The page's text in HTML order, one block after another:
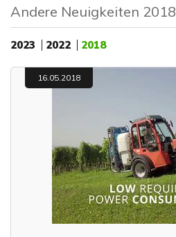
Andere Neuigkeiten 2018
2023 2022 2018
16.05.2018